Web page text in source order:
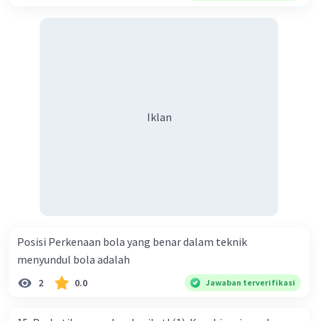
Iklan
Posisi Perkenaan bola yang benar dalam teknik
menyundul bola adalah​
2 0.0 Jawaban terverifikasi